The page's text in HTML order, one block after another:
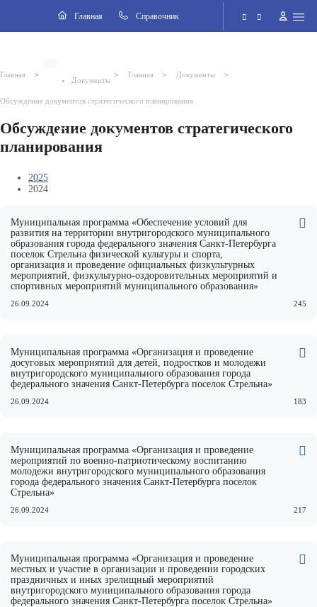
Главная Cправочник
Поиск по сайту
Главная >
Документы
> Главная > Документы >
Обсуждение документов стратегического планирования
Обсуждение документов стратегического
планирования
2025
2024
Муниципальная программа «Обеспечение условий для
развития на территории внутригородского муниципального
образования города федерального значения Санкт-Петербурга
поселок Стрельна физической культуры и спорта,
организация и проведение официальных физкультурных
мероприятий, физкультурно-оздоровительных мероприятий и
спортивных мероприятий муниципального образования»
26.09.2024 245
Муниципальная программа «Организация и проведение
досуговых мероприятий для детей, подростков и молодежи
внутригородского муниципального образования города
федерального значения Санкт-Петербурга поселок Стрельна»
26.09.2024 183
Муниципальная программа «Организация и проведение
мероприятий по военно-патриотическому воспитанию
молодежи внутригородского муниципального образования
города федерального значения Санкт-Петербурга поселок
Стрельна»
26.09.2024 217
Муниципальная программа «Организация и проведение
местных и участие в организации и проведении городских
праздничных и иных зрелищный мероприятий
внутригородского муниципального образования города
федерального значения Санкт-Петербурга поселок Стрельна»